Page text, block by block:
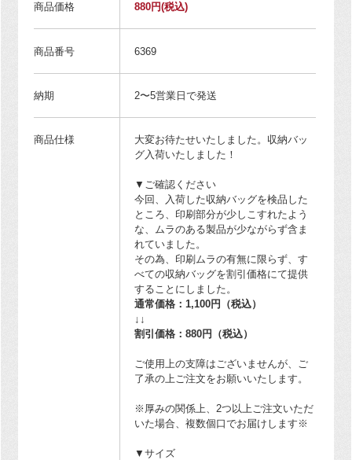
商品価格 880円(税込)
商品番号 6369
納期 2〜5営業日で発送
商品仕様
大変お待たせいたしました。収納バッ
グ入荷いたしました！
▼ご確認ください
今回、入荷した収納バッグを検品した
ところ、印刷部分が少しこすれたよう
な、ムラのある製品が少ながらず含ま
れていました。
その為、印刷ムラの有無に限らず、す
べての収納バッグを割引価格にて提供
することにしました。
通常価格：1,100円（税込）
↓↓
割引価格：880円（税込）
ご使用上の支障はございませんが、ご
了承の上ご注文をお願いいたします。
※厚みの関係上、2つ以上ご注文いただ
いた場合、複数個口でお届けします※
▼サイズ